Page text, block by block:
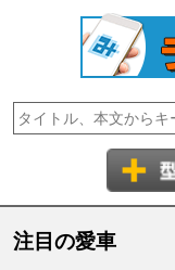
注目の愛車